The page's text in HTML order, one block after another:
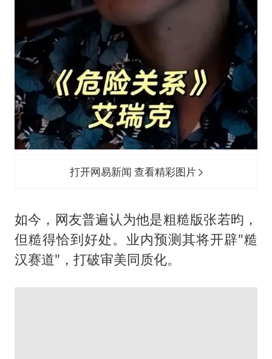
打开网易新闻 查看精彩图片
如今，网友普遍认为他是粗糙版张若昀，
但糙得恰到好处。业内预测其将开辟"糙
汉赛道"，打破审美同质化。